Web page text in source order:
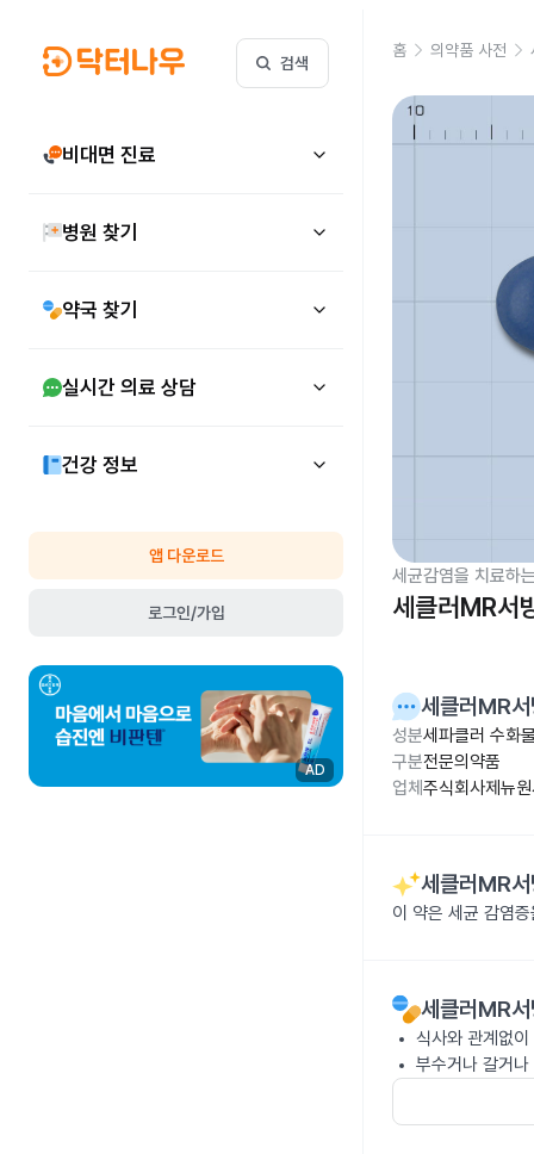
검색
비대면 진료
병원 찾기
약국 찾기
실시간 의료 상담
건강 정보
앱 다운로드
로그인/가입
AD
홈 의약품 사전
세균감염을 치료하
세클러MR
세클러MR
성분세파클러 수화
구분전문의약품
업체 주식회사제뉴
세클러MR
이 약은 세균 감염
세클러MR
식사와 관계없
부수거나 갈거